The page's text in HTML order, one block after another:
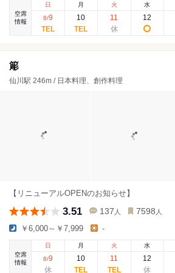
空席
情報
日
8/9
月
10
火
11
水
12
簓
仙川駅 246m / 日本料理、創作料理
【リニューアルOPENのお知らせ】
3.51 137 人 7598 人
￥6,000～￥7,999 -
空席
情報
日
8/9
月
10
火
11
水
12